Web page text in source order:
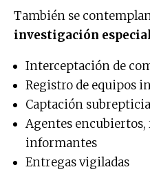
También se
investigación
Interceptación de
Registro de equipos
Captación
Agentes encubiertos,
informantes
Entregas vigiladas